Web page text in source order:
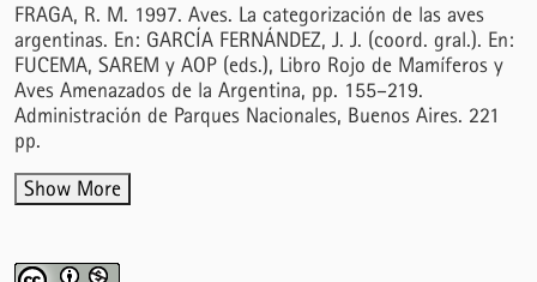
FRAGA, R. M. 1997. Aves. La categorización de las aves
argentinas. En: GARCÍA FERNÁNDEZ, J. J. (coord. gral.). En:
FUCEMA, SAREM y AOP (eds.), Libro Rojo de Mamíferos y
Aves Amenazados de la Argentina, pp. 155–219.
Administración de Parques Nacionales, Buenos Aires. 221
pp.
Show More